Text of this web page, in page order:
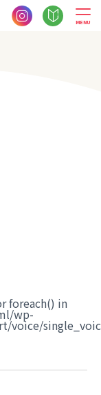
MENU
foreach() in
wp-
voice/